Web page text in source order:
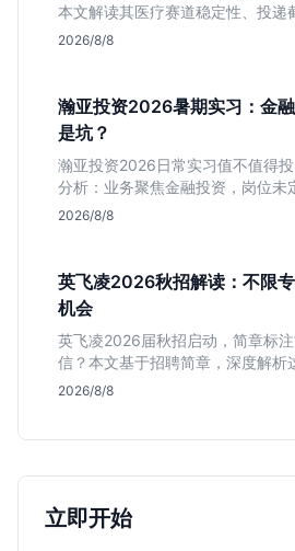
本文解读其医疗赛道稳定性、投递
岗位面试节奏，帮应届生判断是否
2026/8/8
瀚亚投资2026暑期实习：金
是坑？
瀚亚投资2026日常实习值不值得
分析：业务聚焦金融投资，岗位未
不明确。适合急需上海高含金量实
2026/8/8
英飞凌2026秋招解读：不限
机会
英飞凌2026届秋招启动，简章标注
信？本文基于招聘简章，深度解析
行业地位、校招真实门槛及投递策
2026/8/8
立即开始